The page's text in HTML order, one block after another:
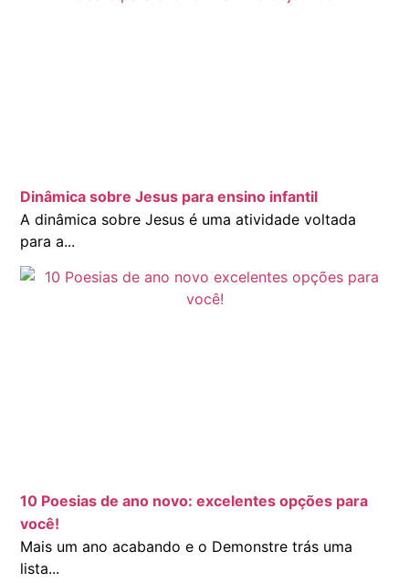
Dinâmica sobre Jesus para ensino infantil
A dinâmica sobre Jesus é uma atividade voltada
para a...
10 Poesias de ano novo: excelentes opções para
você!
Mais um ano acabando e o Demonstre trás uma
lista...